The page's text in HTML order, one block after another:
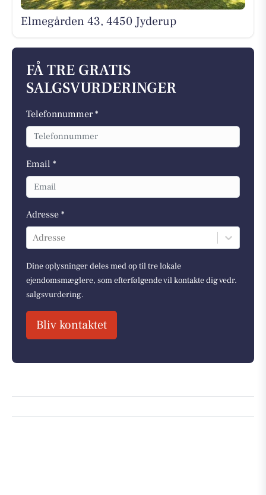
Elmegården 43, 4450 Jyderup
FÅ TRE GRATIS
SALGSVURDERINGER
Telefonnummer *
Email *
Adresse *
Adresse
Dine oplysninger deles med op til tre lokale
ejendomsmæglere, som efterfølgende vil kontakte dig vedr.
salgsvurdering.
Bliv kontaktet